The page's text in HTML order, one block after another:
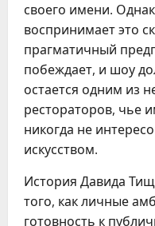
своего имени.
воспринимает это
прагматичный
побеждает, и шоу
остается одним из
рестораторов, чье
никогда не
искусством.
История Давида
того, как личные
готовность к